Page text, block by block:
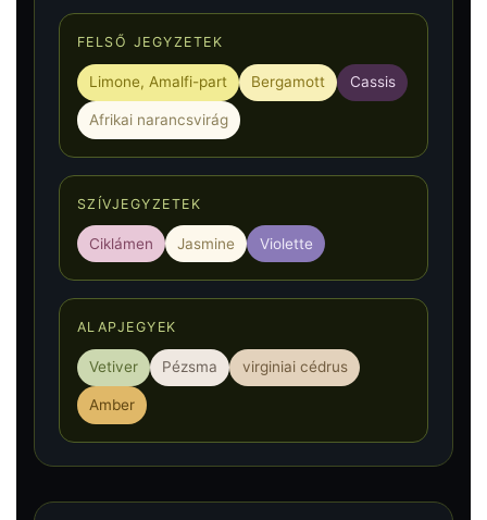
FELSŐ JEGYZETEK
Limone, Amalfi-part Bergamott Cassis
Afrikai narancsvirág
SZÍVJEGYZETEK
Ciklámen Jasmine Violette
ALAPJEGYEK
Vetiver Pézsma virginiai cédrus
Amber